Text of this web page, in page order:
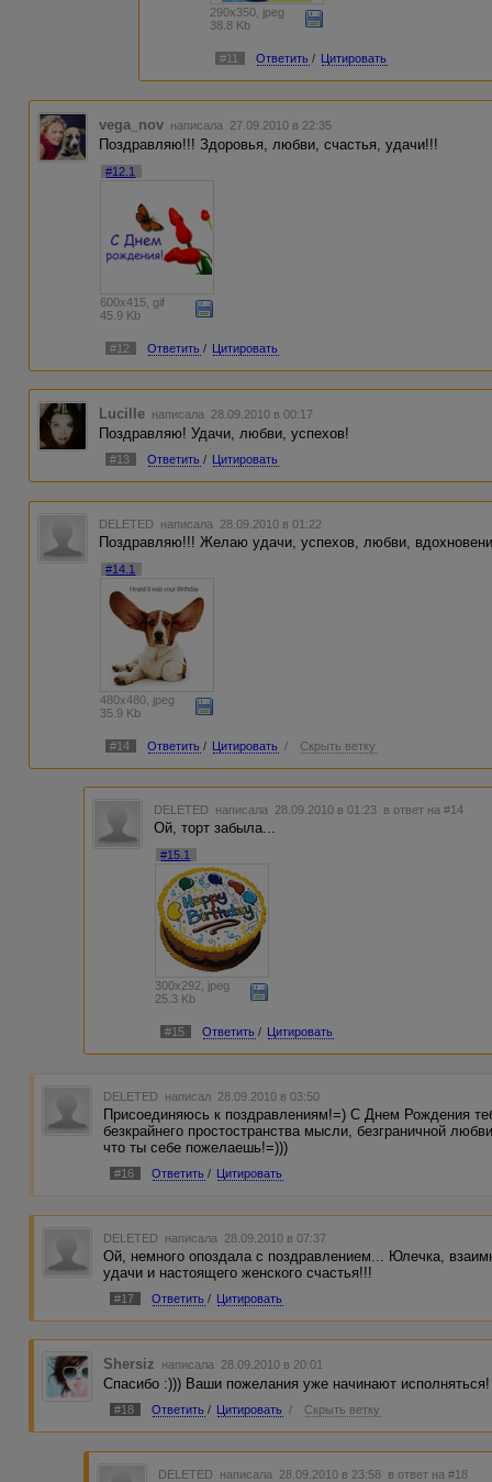
290x350, jpeg
38.8 Kb
#11 Ответить / Цитировать
vega_nov написала 27.09.2010 в 22:35
Поздравляю!!! Здоровья, любви, счастья, удачи!!!
#12.1
600x415, gif
45.9 Kb
#12 Ответить / Цитировать
Lucille написала 28.09.2010 в 00:17
Поздравляю! Удачи, любви, успехов!
#13 Ответить / Цитировать
DELETED написала 28.09.2010 в 01:22
Поздравляю!!! Желаю удачи, успехов, любви,
#14.1
480x480, jpeg
35.9 Kb
#14 Ответить / Цитировать / Скрыть ветку
DELETED написала 28.09.2010 в 01:23 в ответ на #14
Ой, торт забыла...
#15.1
300x292, jpeg
25.3 Kb
#15 Ответить / Цитировать
DELETED написал 28.09.2010 в 03:50
Присоединяюсь к поздравлениям!=) С Днем Рождения
безкрайнего простостранства мысли, безграничной
что ты себе пожелаешь!=)))
#16 Ответить / Цитировать
DELETED написала 28.09.2010 в 07:37
Ой, немного опоздала с поздравлением... Юлечка,
удачи и настоящего женского счастья!!!
#17 Ответить / Цитировать
Shersiz написала 28.09.2010 в 20:01
Спасибо :))) Ваши пожелания уже начинают исполняться!
#18 Ответить / Цитировать / Скрыть ветку
DELETED написала 28.09.2010 в 23:58 в ответ на #18